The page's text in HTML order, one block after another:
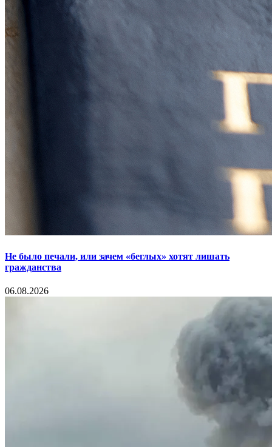
Не было печали, или зачем «беглых» хотят лишать
гражданства
06.08.2026